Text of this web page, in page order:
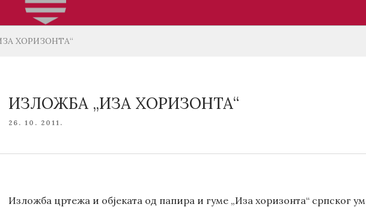
ХОРИЗОНТА“
ИЗЛОЖБА „ИЗА ХОРИЗОНТА“
POSTED
26. 10. 2011.
Изложба цртежа и објеката од папира и гуме „Иза хоризонта“ српског